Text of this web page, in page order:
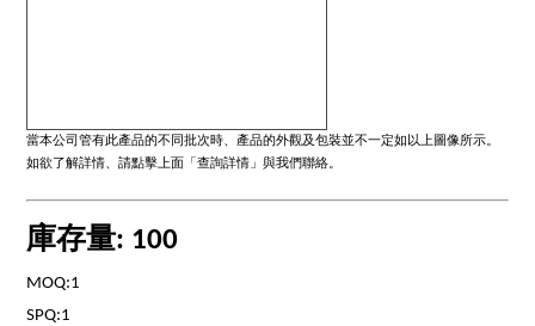
當本公司管有此產品的不同批次時、產品的外觀及包裝並不一定如以上圖像所示。
如欲了解詳情、請點擊上面「查詢詳情」與我們聯絡。
庫存量: 100
MOQ:1
SPQ:1